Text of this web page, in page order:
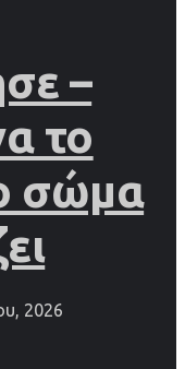
–
το
σώμα
2026